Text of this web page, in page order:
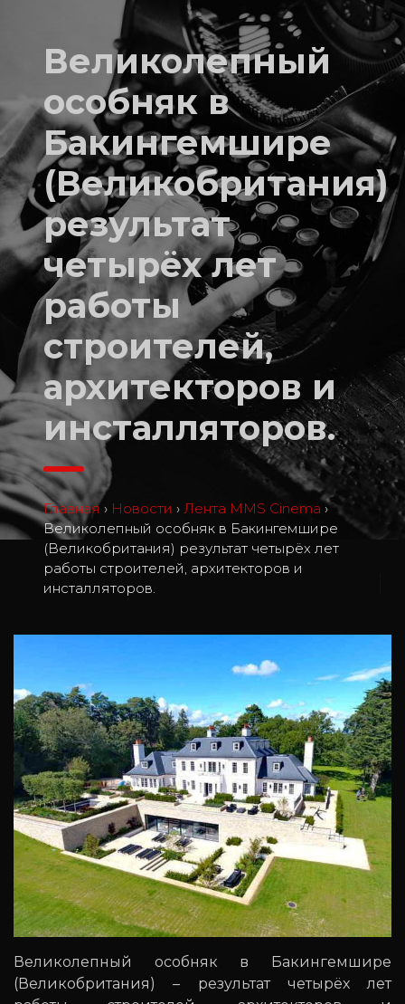
Великолепный
особняк в
Бакингемшире
(Великобритания)
результат
четырёх лет
работы
строителей,
архитекторов и
инсталляторов.
Главная › Новости › Лента MMS Cinema ›
Великолепный особняк в Бакингемшире
(Великобритания) результат четырёх лет
работы строителей, архитекторов и
инсталляторов.
Великолепный особняк в Бакингемшире
(Великобритания) – результат четырёх лет